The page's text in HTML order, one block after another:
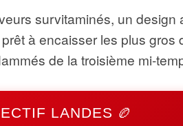
survitaminés, un design
prêt à encaisser les plus gros
de la troisième mi-
LANDES 🏉